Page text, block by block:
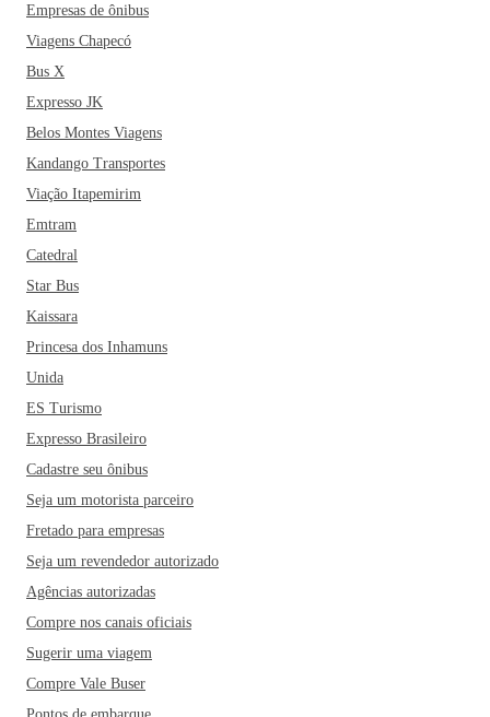
Empresas de ônibus
Viagens Chapecó
Bus X
Expresso JK
Belos Montes Viagens
Kandango Transportes
Viação Itapemirim
Emtram
Catedral
Star Bus
Kaissara
Princesa dos Inhamuns
Unida
ES Turismo
Expresso Brasileiro
Cadastre seu ônibus
Seja um motorista parceiro
Fretado para empresas
Seja um revendedor autorizado
Agências autorizadas
Compre nos canais oficiais
Sugerir uma viagem
Compre Vale Buser